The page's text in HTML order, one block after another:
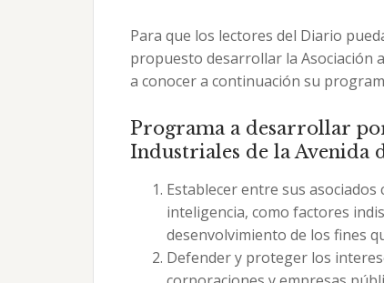
Para que los lectores del Diario
propuesto desarrollar la Asociación
a conocer a continuación su
Programa a desarrollar
Industriales de la Avenida
Establecer entre sus
inteligencia, como factores
desenvolvimiento de los fines
Defender y proteger los